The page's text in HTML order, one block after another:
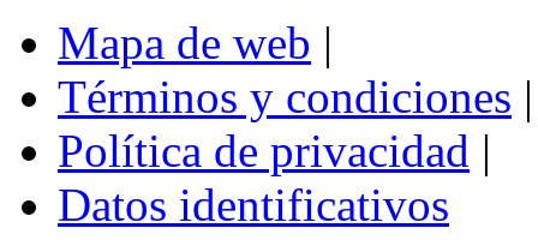
Mapa de web |
Términos y condiciones |
Política de privacidad |
Datos identificativos